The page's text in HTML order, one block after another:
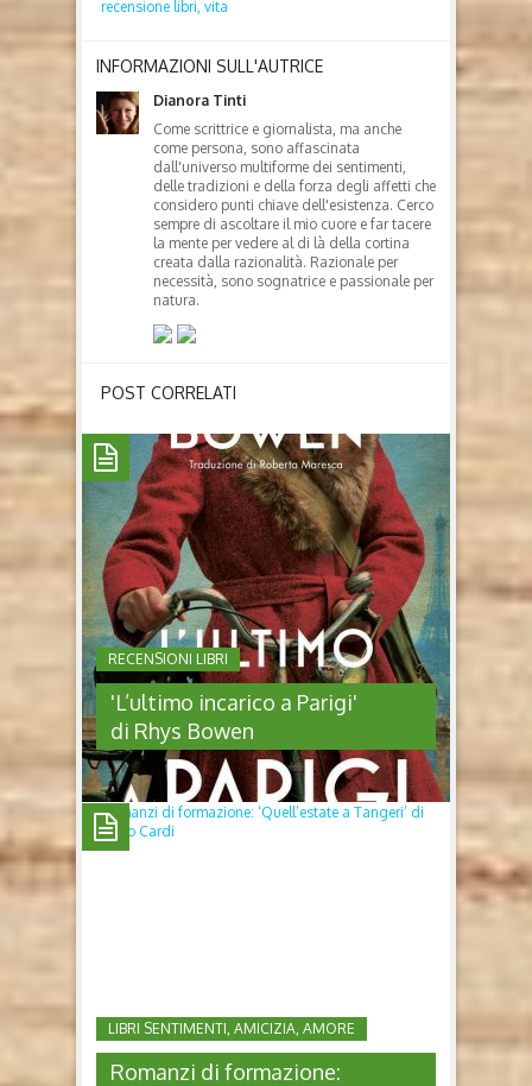
recensione libri, vita
INFORMAZIONI SULL'AUTRICE
Dianora Tinti
Come scrittrice e giornalista, ma anche
come persona, sono affascinata
dall'universo multiforme dei sentimenti,
delle tradizioni e della forza degli affetti che
considero punti chiave dell'esistenza. Cerco
sempre di ascoltare il mio cuore e far tacere
la mente per vedere al di là della cortina
creata dalla razionalità. Razionale per
necessità, sono sognatrice e passionale per
natura.
POST CORRELATI
RECENSIONI LIBRI
'L’ultimo incarico a Parigi'
di Rhys Bowen
vendute nel mondo e più di 100 mila nel nostro
Paese. Le sue opere sono...
LIBRI SENTIMENTI, AMICIZIA, AMORE
Romanzi di formazione: